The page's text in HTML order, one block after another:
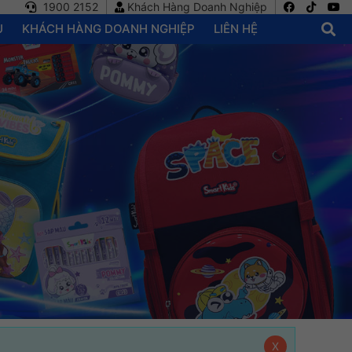
1900 2152 Khách Hàng Doanh Nghiệp
KHÁCH HÀNG DOANH NGHIỆP LIÊN HỆ
X